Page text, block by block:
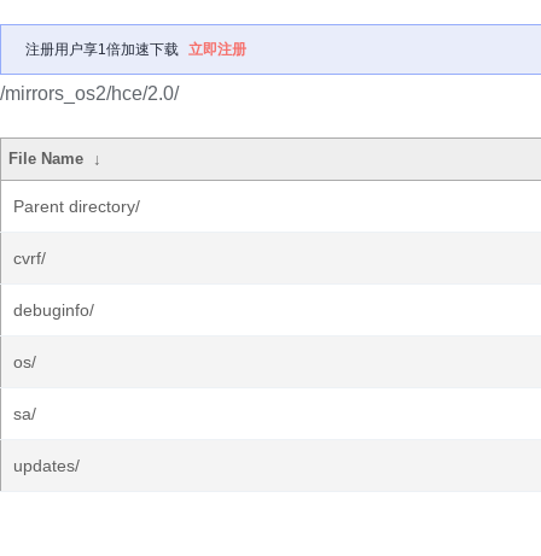
注册用户享1倍加速下载 立即注册
/mirrors_os2/hce/2.0/
File Name ↓
Parent directory/
cvrf/
debuginfo/
os/
sa/
updates/